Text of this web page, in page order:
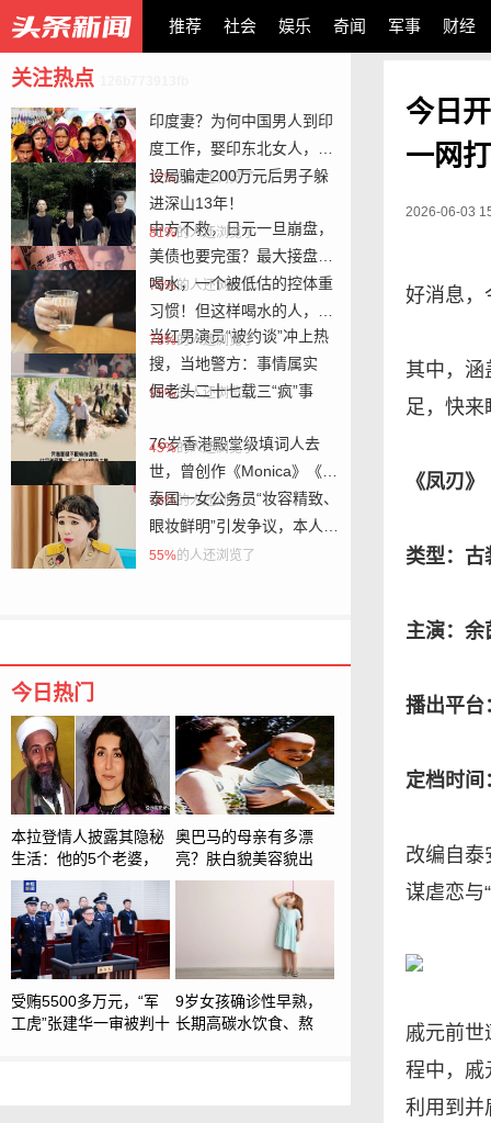
推荐 社会 娱乐 奇闻 军事 财经
关注热点
印度妻？为何中国男人到印
度工作，娶印东北女人，原
因现实
12%的人还浏览了
中方不救，日元一旦崩盘，
美债也要完蛋？最大接盘国
已被逼出
79%的人还浏览了
当红男演员“被约谈”冲上热
搜，当地警方：事情属实
99%的人还浏览了
76岁香港殿堂级填词人去
世，曾创作《Monica》《浪
子心声》，在《唐伯虎点秋
香》里演师爷，网友：又一
个童年回忆走了
76%的人还浏览了
小编精选
设局骗走200万元后男子躲
进深山13年！
81%的人还浏览了
喝水，一个被低估的控体重
习惯！但这样喝水的人，可
能越喝越胖
78%的人还浏览了
倔老头二十七载三“疯”事
45%的人还浏览了
泰国一女公务员“妆容精致、
眼妆鲜明”引发争议，本人回
应：化妆没错，不喜欢可以
55%的人还浏览了
今日热门
本拉登情人披露其隐秘
生活：他的5个老婆，
各个风情万种
奥巴马的母亲有多漂
亮？肤白貌美容貌出
众，18岁被非洲留学生
受贿5500多万元，“军
工虎”张建华一审被判十
9岁女孩确诊性早熟，
长期高碳水饮食、熬
今日
一网
2026-06-03
好消息，
其中，涵
足，快
《凤刃》
类型：古
主演：余
播出平台
定档时间
改编自泰
谋虐恋与
戚元前世
程中，戚
利用到并